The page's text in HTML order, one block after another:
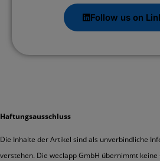
Follow us on
Haftungsausschluss
Die Inhalte der Artikel sind als unverbindliche
verstehen. Die weclapp GmbH übernimmt